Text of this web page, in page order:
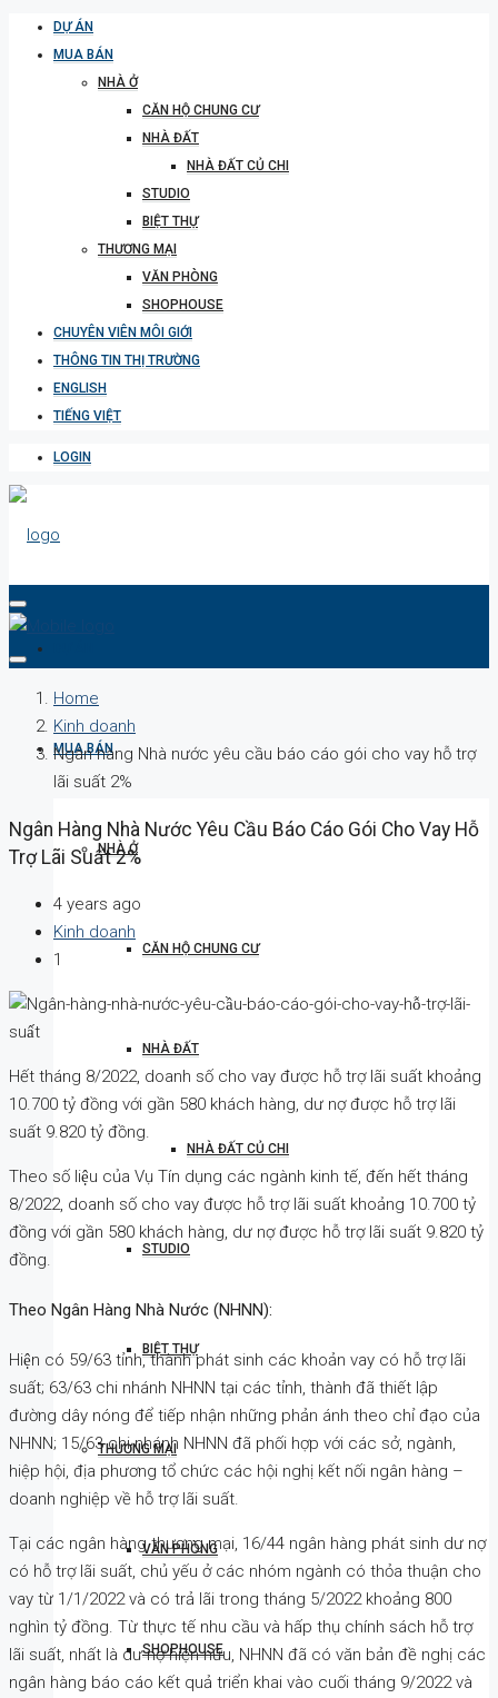
DỰ ÁN
MUA BÁN
NHÀ Ở
CĂN HỘ CHUNG CƯ
NHÀ ĐẤT
NHÀ ĐẤT CỦ CHI
STUDIO
BIỆT THỰ
THƯƠNG MẠI
VĂN PHÒNG
SHOPHOUSE
CHUYÊN VIÊN MÔI GIỚI
THÔNG TIN THỊ TRƯỜNG
ENGLISH
TIẾNG VIỆT
LOGIN
MUA BÁN
NHÀ Ở
CĂN HỘ CHUNG CƯ
NHÀ ĐẤT
NHÀ ĐẤT CỦ CHI
STUDIO
BIỆT THỰ
THƯƠNG MẠI
VĂN PHÒNG
SHOPHOUSE
Home
Kinh doanh
Ngân hàng Nhà nước yêu cầu báo cáo gói cho vay hỗ trợ
lãi suất 2%
Ngân Hàng Nhà Nước Yêu Cầu Báo Cáo Gói Cho Vay Hỗ
Trợ Lãi Suất 2%
4 years ago
Kinh doanh
1
Hết tháng 8/2022, doanh số cho vay được hỗ trợ lãi suất khoảng
10.700 tỷ đồng với gần 580 khách hàng, dư nợ được hỗ trợ lãi
suất 9.820 tỷ đồng.
Theo số liệu của Vụ Tín dụng các ngành kinh tế, đến hết tháng
8/2022, doanh số cho vay được hỗ trợ lãi suất khoảng 10.700 tỷ
đồng với gần 580 khách hàng, dư nợ được hỗ trợ lãi suất 9.820 tỷ
đồng.
Theo Ngân Hàng Nhà Nước (NHNN):
Hiện có 59/63 tỉnh, thành phát sinh các khoản vay có hỗ trợ lãi
suất; 63/63 chi nhánh NHNN tại các tỉnh, thành đã thiết lập
đường dây nóng để tiếp nhận những phản ánh theo chỉ đạo của
NHNN; 15/63 chi nhánh NHNN đã phối hợp với các sở, ngành,
hiệp hội, địa phương tổ chức các hội nghị kết nối ngân hàng –
doanh nghiệp về hỗ trợ lãi suất.
Tại các ngân hàng thương mại, 16/44 ngân hàng phát sinh dư nợ
có hỗ trợ lãi suất, chủ yếu ở các nhóm ngành có thỏa thuận cho
vay từ 1/1/2022 và có trả lãi trong tháng 5/2022 khoảng 800
nghìn tỷ đồng. Từ thực tế nhu cầu và hấp thụ chính sách hỗ trợ
lãi suất, nhất là dư nợ hiện hữu, NHNN đã có văn bản đề nghị các
ngân hàng báo cáo kết quả triển khai vào cuối tháng 9/2022 và